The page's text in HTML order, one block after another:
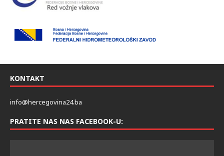
KONTAKT
info@hercegovina24.ba
PRATITE NAS NAS FACEBOOK-U: